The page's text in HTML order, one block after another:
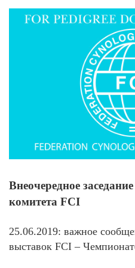
View
Внеочередное
комитета FCI
25.06.2019: важное
выставок FCI –